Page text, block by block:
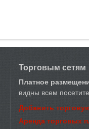
Торговым сетям
Платное
видны всем
Добавить
Аренда торговых